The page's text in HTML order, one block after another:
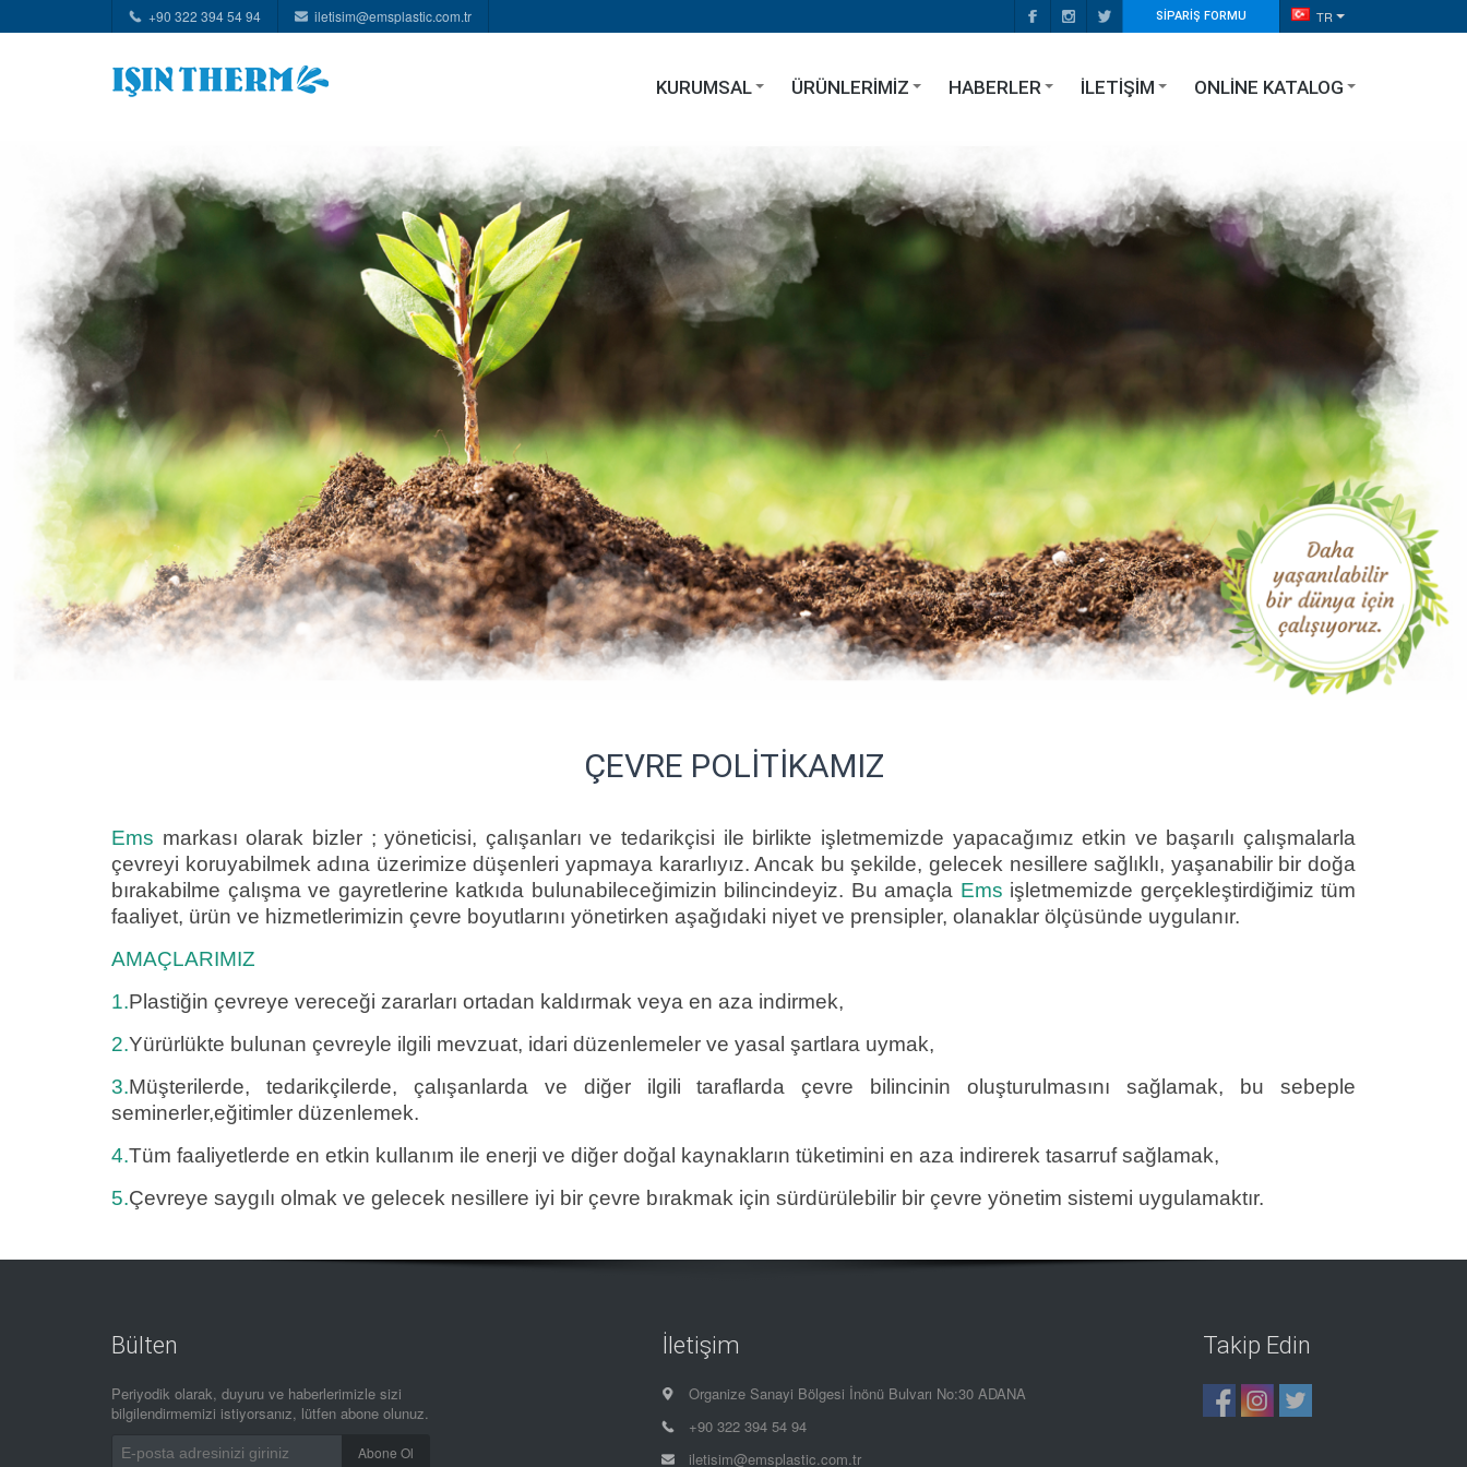
+90 322 394 54 94 iletisim@emsplastic.com.tr SIPARIŞ FORMU TR
KURUMSAL ÜRÜNLERIMIZ HABERLER İLETIŞIM ONLINE KATALOG
ÇEVRE POLITIKAMIZ
Ems markası olarak bizler ; yöneticisi, çalışanları ve tedarikçisi ile birlikte işletmemizde yapacağımız etkin ve başarılı çalışmalarla
çevreyi koruyabilmek adına üzerimize düşenleri yapmaya kararlıyız. Ancak bu şekilde, gelecek nesillere sağlıklı, yaşanabilir bir doğa
bırakabilme çalışma ve gayretlerine katkıda bulunabileceğimizin bilincindeyiz. Bu amaçla Ems işletmemizde gerçekleştirdiğimiz tüm
faaliyet, ürün ve hizmetlerimizin çevre boyutlarını yönetirken aşağıdaki niyet ve prensipler, olanaklar ölçüsünde uygulanır.
AMAÇLARIMIZ
1.Plastiğin çevreye vereceği zararları ortadan kaldırmak veya en aza indirmek,
2.Yürürlükte bulunan çevreyle ilgili mevzuat, idari düzenlemeler ve yasal şartlara uymak,
3.Müşterilerde, tedarikçilerde, çalışanlarda ve diğer ilgili taraflarda çevre bilincinin oluşturulmasını sağlamak, bu sebeple
seminerler,eğitimler düzenlemek.
4.Tüm faaliyetlerde en etkin kullanım ile enerji ve diğer doğal kaynakların tüketimini en aza indirerek tasarruf sağlamak,
5.Çevreye saygılı olmak ve gelecek nesillere iyi bir çevre bırakmak için sürdürülebilir bir çevre yönetim sistemi uygulamaktır.
Bülten
Periyodik olarak, duyuru ve haberlerimizle sizi
bilgilendirmemizi istiyorsanız, lütfen abone olunuz.
Abone Ol
İletişim
Organize Sanayi Bölgesi İnönü Bulvarı No:30 ADANA
+90 322 394 54 94
iletisim@emsplastic.com.tr
Takip Edin